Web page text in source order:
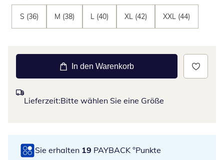
S (36) M (38) L (40) XL (42) XXL (44)
In den Warenkorb
Lieferzeit:Bitte wählen Sie eine Größe
Sie erhalten 19 PAYBACK °Punkte